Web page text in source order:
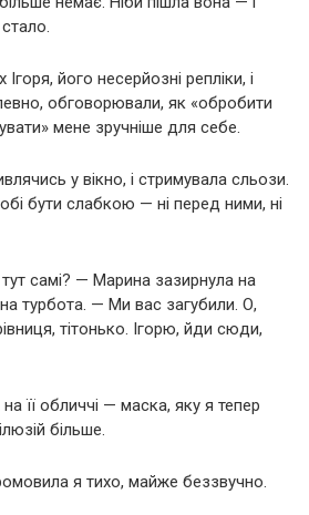
Ігоря, його несерйозні репліки, і
обговорювали, як «обробити
мене зручніше для себе.
у вікно, і стримувала сльози.
бути слабкою — ні перед ними, ні
самі? — Марина зазирнула на
турбота. — Ми вас загубили. О,
тітонько. Ігорю, йди сюди,
її обличчі — маска, яку я тепер
більше.
я тихо, майже беззвучно.